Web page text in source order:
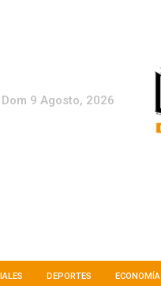
Dom 9 Agosto, 2026
DEPORTES ECONOMÍA